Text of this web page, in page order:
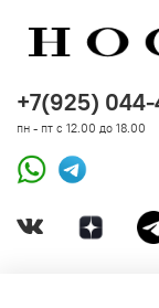
+7(925)
пн - пт с 12.00 до 18.00